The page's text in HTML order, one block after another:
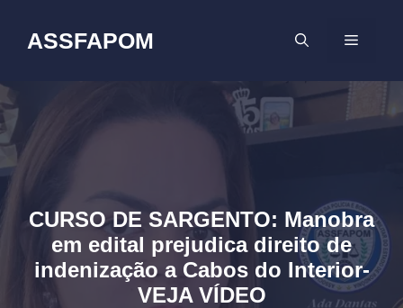
ASSFAPOM MENU
CURSO DE SARGENTO: Manobra
em edital prejudica direito de
indenização a Cabos do Interior-
VEJA VÍDEO